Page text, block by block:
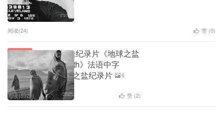
阅读(24) 赞 (0)
奥斯卡最佳纪录片《地球之盐
The Salt of the Earth》法语中字
1080P超高清 地球之盐纪录片
6
阅读(8925) 赞 (2)